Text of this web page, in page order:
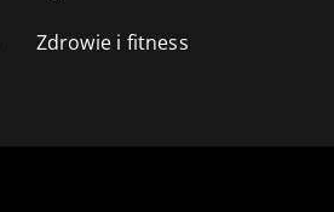
Zdrowie i fitness